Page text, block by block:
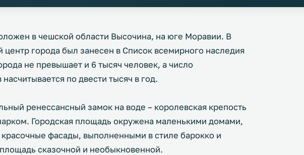
в чешской области Высочина, на юге Моравии. В
центр города был занесен в Список всемирного наследия
не превышает и 6 тысяч человек, а число
по двести тысяч в год.
ренессансный замок на воде – королевская крепость
Городская площадь окружена маленькими домами,
фасады, выполненными в стиле барокко и
сказочной и необыкновенной.